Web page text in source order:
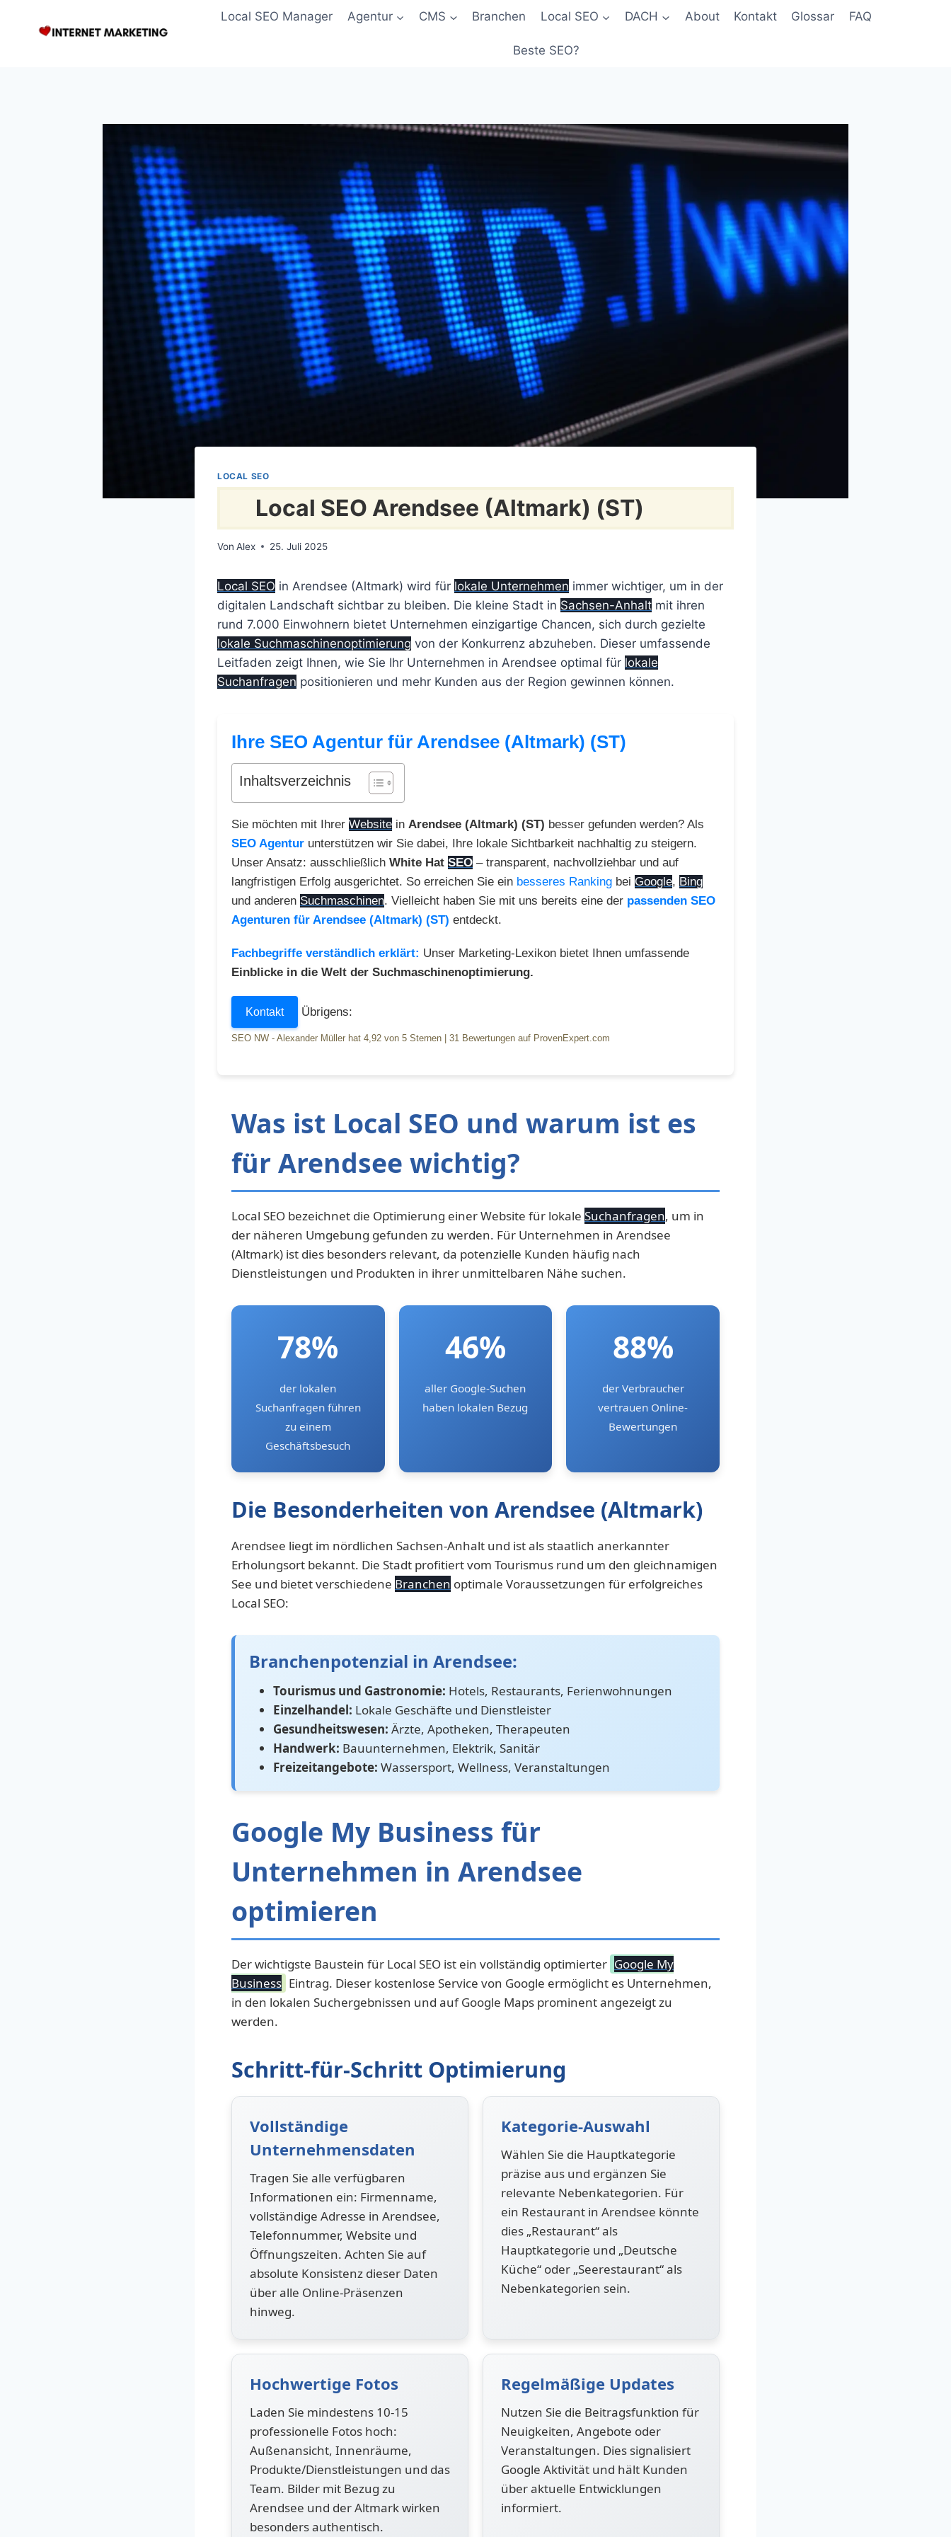
Local SEO Manager Agentur CMS Branchen Local SEO DACH About Kontakt Glossar FAQ
Beste SEO?
LOCAL SEO
Local SEO Arendsee (Altmark) (ST)
Von Alex 25. Juli 2025
Local SEO in Arendsee (Altmark) wird für lokale Unternehmen immer wichtiger, um in der
digitalen Landschaft sichtbar zu bleiben. Die kleine Stadt in Sachsen-Anhalt mit ihren
rund 7.000 Einwohnern bietet Unternehmen einzigartige Chancen, sich durch gezielte
lokale Suchmaschinenoptimierung von der Konkurrenz abzuheben. Dieser umfassende
Leitfaden zeigt Ihnen, wie Sie Ihr Unternehmen in Arendsee optimal für lokale
Suchanfragen positionieren und mehr Kunden aus der Region gewinnen können.
Ihre SEO Agentur für Arendsee (Altmark) (ST)
Inhaltsverzeichnis
Sie möchten mit Ihrer Website in Arendsee (Altmark) (ST) besser gefunden werden? Als
SEO Agentur unterstützen wir Sie dabei, Ihre lokale Sichtbarkeit nachhaltig zu steigern.
Unser Ansatz: ausschließlich White Hat SEO – transparent, nachvollziehbar und auf
langfristigen Erfolg ausgerichtet. So erreichen Sie ein besseres Ranking bei Google, Bing
und anderen Suchmaschinen. Vielleicht haben Sie mit uns bereits eine der passenden SEO
Agenturen für Arendsee (Altmark) (ST) entdeckt.
Fachbegriffe verständlich erklärt: Unser Marketing-Lexikon bietet Ihnen umfassende
Einblicke in die Welt der Suchmaschinenoptimierung.
Kontakt Übrigens:
SEO NW - Alexander Müller hat 4,92 von 5 Sternen | 31 Bewertungen auf ProvenExpert.com
Was ist Local SEO und warum ist es
für Arendsee wichtig?
Local SEO bezeichnet die Optimierung einer Website für lokale Suchanfragen, um in
der näheren Umgebung gefunden zu werden. Für Unternehmen in Arendsee
(Altmark) ist dies besonders relevant, da potenzielle Kunden häufig nach
Dienstleistungen und Produkten in ihrer unmittelbaren Nähe suchen.
78%
der lokalen
Suchanfragen führen
zu einem
Geschäftsbesuch
46%
aller Google-Suchen
haben lokalen Bezug
88%
der Verbraucher
vertrauen Online-
Bewertungen
Die Besonderheiten von Arendsee (Altmark)
Arendsee liegt im nördlichen Sachsen-Anhalt und ist als staatlich anerkannter
Erholungsort bekannt. Die Stadt profitiert vom Tourismus rund um den gleichnamigen
See und bietet verschiedene Branchen optimale Voraussetzungen für erfolgreiches
Local SEO:
Branchenpotenzial in Arendsee:
Tourismus und Gastronomie: Hotels, Restaurants, Ferienwohnungen
Einzelhandel: Lokale Geschäfte und Dienstleister
Gesundheitswesen: Ärzte, Apotheken, Therapeuten
Handwerk: Bauunternehmen, Elektrik, Sanitär
Freizeitangebote: Wassersport, Wellness, Veranstaltungen
Google My Business für
Unternehmen in Arendsee
optimieren
Der wichtigste Baustein für Local SEO ist ein vollständig optimierter Google My
Business Eintrag. Dieser kostenlose Service von Google ermöglicht es Unternehmen,
in den lokalen Suchergebnissen und auf Google Maps prominent angezeigt zu
werden.
Schritt-für-Schritt Optimierung
Vollständige
Unternehmensdaten
Tragen Sie alle verfügbaren
Informationen ein: Firmenname,
vollständige Adresse in Arendsee,
Telefonnummer, Website und
Öffnungszeiten. Achten Sie auf
absolute Konsistenz dieser Daten
über alle Online-Präsenzen
hinweg.
Kategorie-Auswahl
Wählen Sie die Hauptkategorie
präzise aus und ergänzen Sie
relevante Nebenkategorien. Für
ein Restaurant in Arendsee könnte
dies „Restaurant“ als
Hauptkategorie und „Deutsche
Küche“ oder „Seerestaurant“ als
Nebenkategorien sein.
Hochwertige Fotos
Laden Sie mindestens 10-15
professionelle Fotos hoch:
Außenansicht, Innenräume,
Produkte/Dienstleistungen und das
Team. Bilder mit Bezug zu
Arendsee und der Altmark wirken
besonders authentisch.
Regelmäßige Updates
Nutzen Sie die Beitragsfunktion für
Neuigkeiten, Angebote oder
Veranstaltungen. Dies signalisiert
Google Aktivität und hält Kunden
über aktuelle Entwicklungen
informiert.